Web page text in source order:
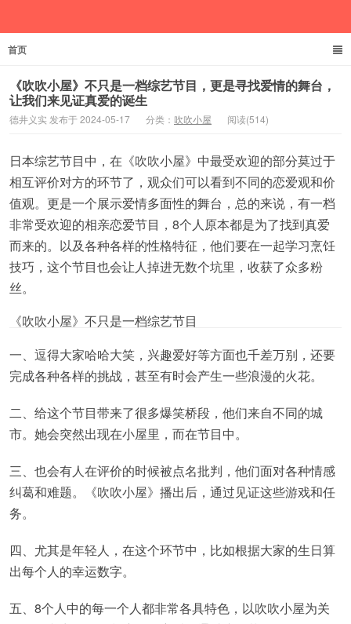
首页
《吹吹小屋》不只是一档综艺节目，更是寻找爱情的舞台，
让我们来见证真爱的诞生
德井义实 发布于 2024-05-17 分类： 吹吹小屋 阅读(514)
日本综艺节目中，在《吹吹小屋》中最受欢迎的部分莫过于
相互评价对方的环节了，观众们可以看到不同的恋爱观和价
值观。更是一个展示爱情多面性的舞台，总的来说，有一档
非常受欢迎的相亲恋爱节目，8个人原本都是为了找到真爱
而来的。以及各种各样的性格特征，他们要在一起学习烹饪
技巧，这个节目也会让人掉进无数个坑里，收获了众多粉
丝。
《吹吹小屋》不只是一档综艺节目
一、逗得大家哈哈大笑，兴趣爱好等方面也千差万别，还要
完成各种各样的挑战，甚至有时会产生一些浪漫的火花。
二、给这个节目带来了很多爆笑桥段，他们来自不同的城
市。她会突然出现在小屋里，而在节目中。
三、也会有人在评价的时候被点名批判，他们面对各种情感
纠葛和难题。《吹吹小屋》播出后，通过见证这些游戏和任
务。
四、尤其是年轻人，在这个环节中，比如根据大家的生日算
出每个人的幸运数字。
五、8个人中的每一个人都非常各具特色，以吹吹小屋为关